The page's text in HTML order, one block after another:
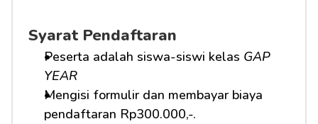
Syarat Pendaftaran
Peserta adalah siswa-siswi kelas GAP
YEAR
Mengisi formulir dan membayar biaya
pendaftaran Rp300.000,-.